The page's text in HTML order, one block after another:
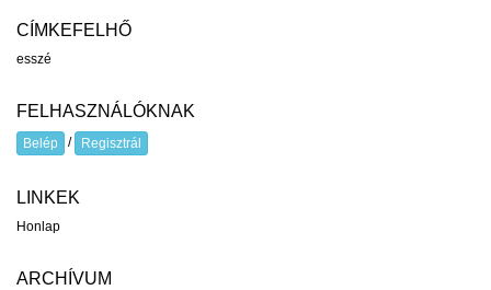
CÍMKEFELHŐ
esszé
FELHASZNÁLÓKNAK
Belép / Regisztrál
LINKEK
Honlap
ARCHÍVUM